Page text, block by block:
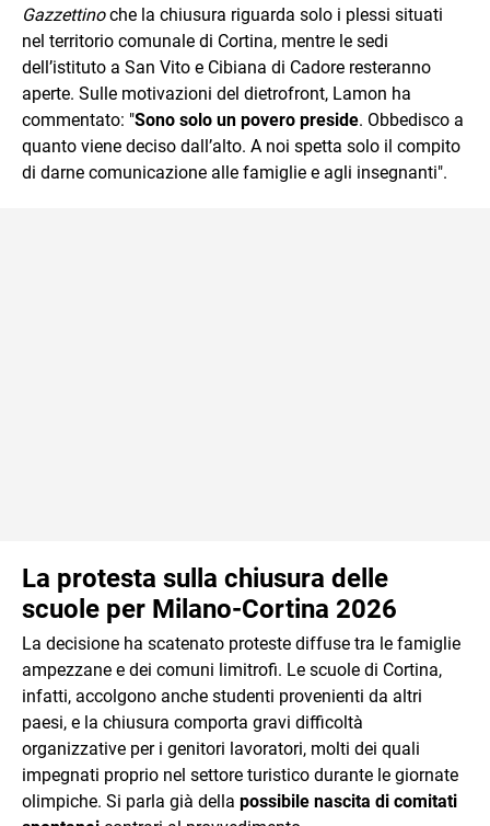
Gazzettinoche la chiusura riguarda solo i plessi situati
nel territorio comunale di Cortina, mentre le sedi
dell’istituto a San Vito e Cibiana di Cadore resteranno
aperte. Sulle motivazioni del dietrofront, Lamon ha
commentato: "Sono solo un povero preside. Obbedisco a
quanto viene deciso dall’alto. A noi spetta solo il compito
di darne comunicazione alle famiglie e agli insegnanti".
La protesta sulla chiusura delle
scuole per Milano-Cortina 2026
La decisione ha scatenato proteste diffuse tra le famiglie
ampezzane e dei comuni limitrofi. Le scuole di Cortina,
infatti, accolgono anche studenti provenienti da altri
paesi, e la chiusura comporta gravi difficoltà
organizzative per i genitori lavoratori, molti dei quali
impegnati proprio nel settore turistico durante le giornate
olimpiche. Si parla già della possibile nascita di comitati